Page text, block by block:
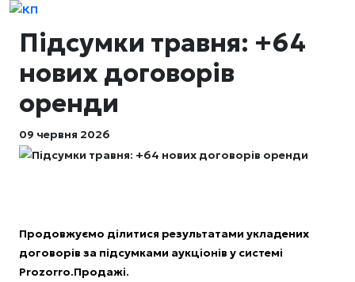
Підсумки травня: +64
нових договорів
оренди
09 червня 2026
Продовжуємо ділитися результатами укладених
договорів за підсумками аукціонів у системі
Prozorro.Продажі.